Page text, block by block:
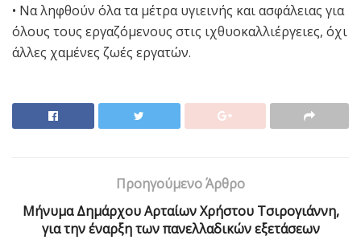
• Να ληφθούν όλα τα μέτρα υγιεινής και ασφάλειας για
όλους τους εργαζόμενους στις ιχθυοκαλλιέργειες, όχι
άλλες χαμένες ζωές εργατών.
Προηγούμενο Άρθρο
Μήνυμα Δημάρχου Αρταίων Χρήστου Τσιρογιάννη,
για την έναρξη των πανελλαδικών εξετάσεων